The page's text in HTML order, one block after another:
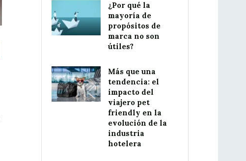
¿Por qué la
mayoría de
propósitos de
marca no son
útiles?
Más que una
tendencia: el
impacto del
viajero pet
friendly en la
evolución de la
industria
hotelera